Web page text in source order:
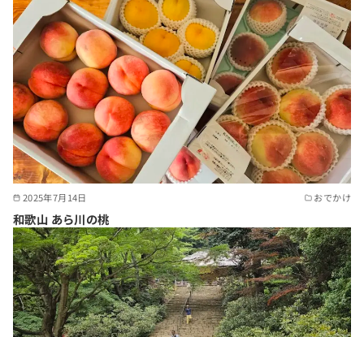
2025年7月14日 おでかけ
和歌山 あら川の桃